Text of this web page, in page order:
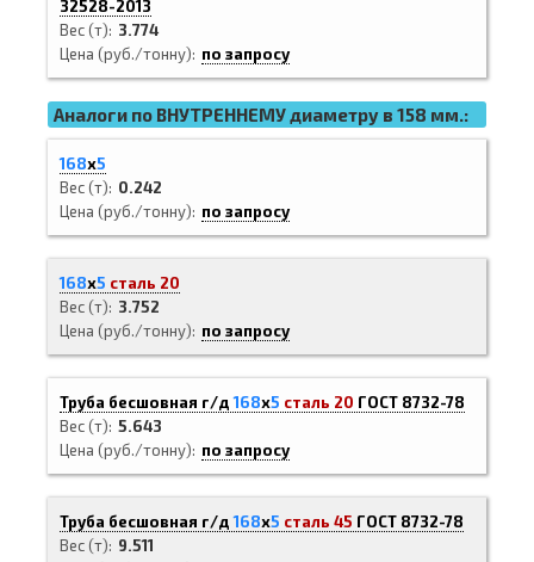
32528-2013
Вес (т)
3.774
Цена (руб./тонну)
по запросу
Аналоги по ВНУТРЕННЕМУ диаметру в 158 мм.:
168х5
Вес (т)
0.242
Цена (руб./тонну)
по запросу
168х5 сталь 20
Вес (т)
3.752
Цена (руб./тонну)
по запросу
Труба бесшовная г/д168х5 сталь 20 ГОСТ 8732-78
Вес (т) 5.643
Цена (руб./тонну)
по запросу
Труба бесшовная г/д168х5 сталь 45 ГОСТ 8732-78
Вес (т)
9.511